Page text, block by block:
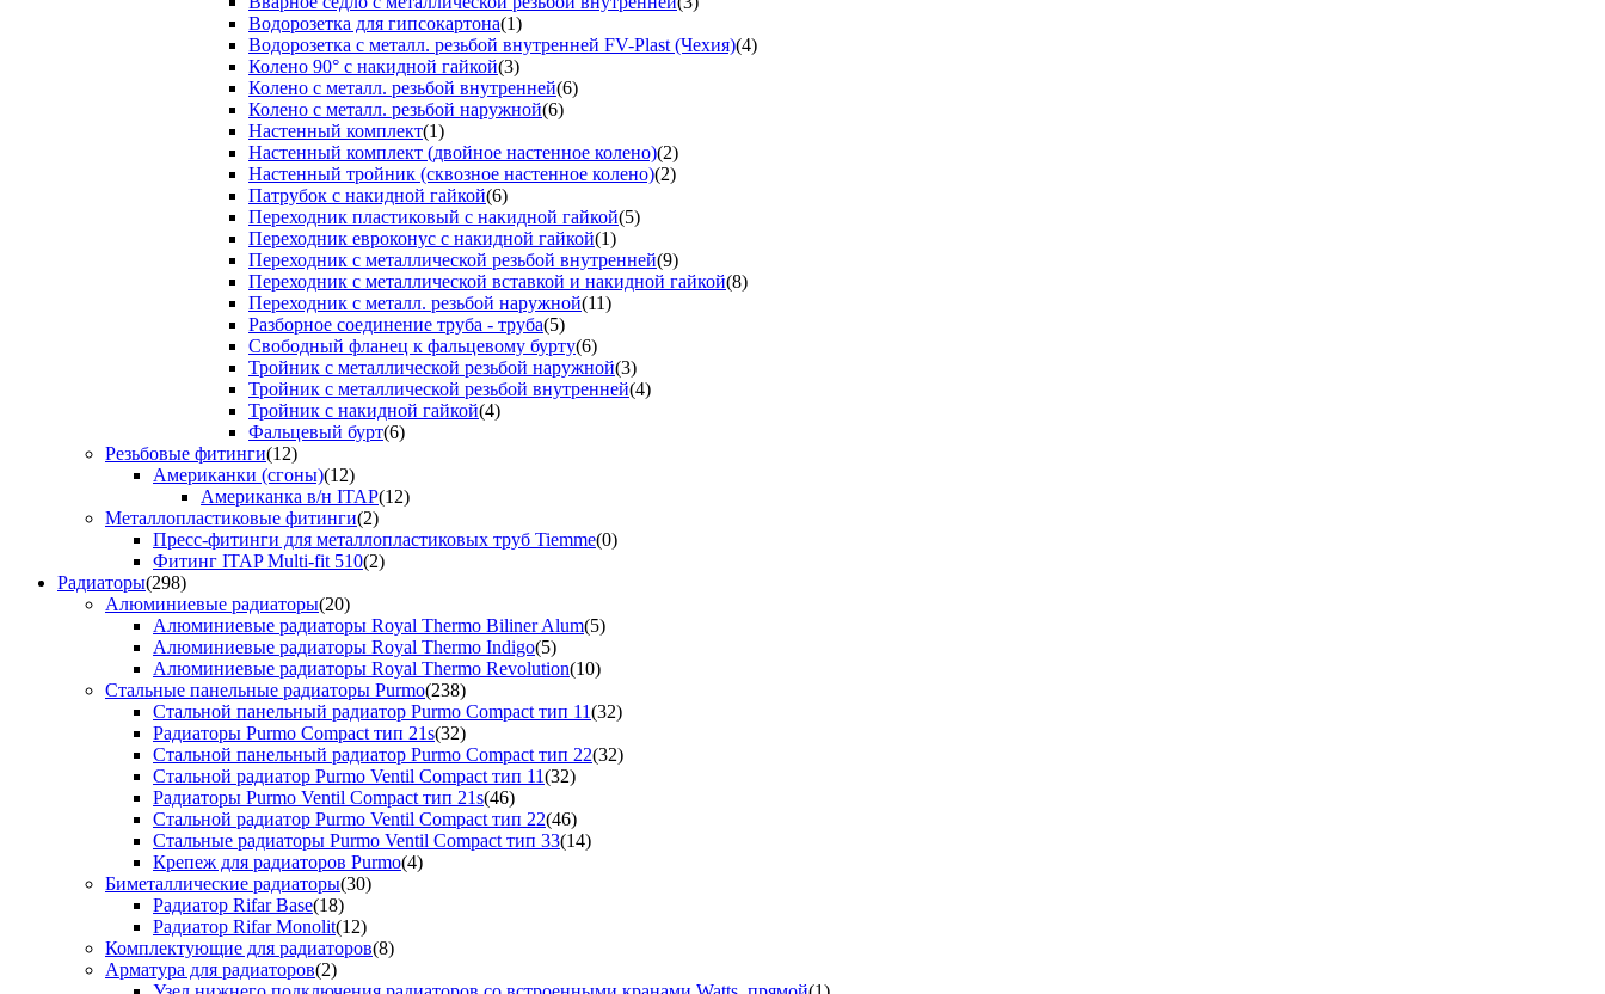
Водорозетка для гипсокартона(1)
Водорозетка с металл. резьбой внутренней FV-Plast (Чехия)(4)
Колено 90° с накидной гайкой(3)
Колено с металл. резьбой внутренней(6)
Колено с металл. резьбой наружной(6)
Настенный комплект(1)
Настенный комплект (двойное настенное колено)(2)
Настенный тройник (сквозное настенное колено)(2)
Патрубок с накидной гайкой(6)
Переходник пластиковый с накидной гайкой(5)
Переходник евроконус с накидной гайкой(1)
Переходник с металлической резьбой внутренней(9)
Переходник с металлической вставкой и накидной гайкой(8)
Переходник с металл. резьбой наружной(11)
Разборное соединение труба - труба(5)
Свободный фланец к фальцевому бурту(6)
Тройник с металлической резьбой наружной(3)
Тройник с металлической резьбой внутренней(4)
Тройник с накидной гайкой(4)
Фальцевый бурт(6)
Резьбовые фитинги(12)
Американки (сгоны)(12)
Американка в/н ITAP(12)
Металлопластиковые фитинги(2)
Пресс-фитинги для металлопластиковых труб Tiemme(0)
Фитинг ITAP Multi-fit 510(2)
Радиаторы(298)
Алюминиевые радиаторы(20)
Алюминиевые радиаторы Royal Thermo Biliner Alum(5)
Алюминиевые радиаторы Royal Thermo Indigo(5)
Алюминиевые радиаторы Royal Thermo Revolution(10)
Стальные панельные радиаторы Purmo(238)
Стальной панельный радиатор Purmo Compact тип 11(32)
Радиаторы Purmo Compact тип 21s(32)
Стальной панельный радиатор Purmo Compact тип 22(32)
Стальной радиатор Purmo Ventil Compact тип 11(32)
Радиаторы Purmo Ventil Compact тип 21s(46)
Стальной радиатор Purmo Ventil Compact тип 22(46)
Стальные радиаторы Purmo Ventil Compact тип 33(14)
Крепеж для радиаторов Purmo(4)
Биметаллические радиаторы(30)
Радиатор Rifar Base(18)
Радиатор Rifar Monolit(12)
Комплектующие для радиаторов(8)
Арматура для радиаторов(2)